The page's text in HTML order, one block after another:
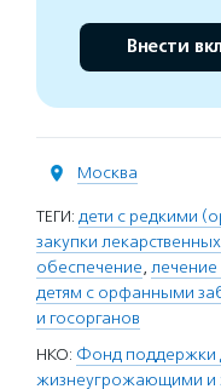
Внести
Москва
ТЕГИ: дети с редкими
закупки
обеспечение,
детям с орфанными
и госорганов
НКО: Фонд поддержки
жизнеугрожающими и